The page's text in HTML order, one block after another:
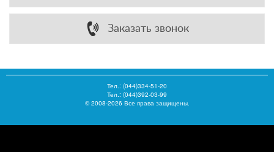
Заказать звонок
Тел.: (044)334-51-20
Тел.: (044)392-03-99
© 2008-2026 Все права защищены.